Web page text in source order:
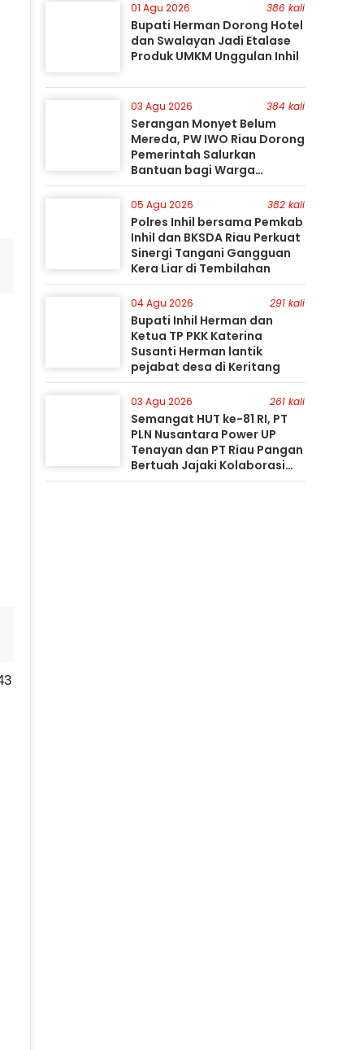
01 Agu 2026 386 kali
Bupati Herman Dorong Hotel
dan Swalayan Jadi Etalase
Produk UMKM Unggulan Inhil
03 Agu 2026 384 kali
Serangan Monyet Belum
Mereda, PW IWO Riau Dorong
Pemerintah Salurkan
Bantuan bagi Warga
Terdampak
05 Agu 2026 382 kali
Polres Inhil bersama Pemkab
Inhil dan BKSDA Riau Perkuat
Sinergi Tangani Gangguan
Kera Liar di Tembilahan
04 Agu 2026 291 kali
Bupati Inhil Herman dan
Ketua TP PKK Katerina
Susanti Herman lantik
pejabat desa di Keritang
03 Agu 2026 261 kali
Semangat HUT ke-81 RI, PT
PLN Nusantara Power UP
Tenayan dan PT Riau Pangan
Bertuah Jajaki Kolaborasi
Pemanfaatan Limbah FABA